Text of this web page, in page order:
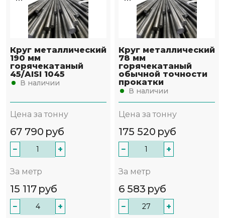
Круг металлический
190 мм
горячекатаный
45/AISI 1045
В наличии
Цена за тонну
67 790 руб
− +
За метр
15 117 руб
− +
Круг металлический
78 мм
горячекатаный
обычной точности
прокатки
В наличии
Цена за тонну
175 520 руб
− +
За метр
6 583 руб
− +